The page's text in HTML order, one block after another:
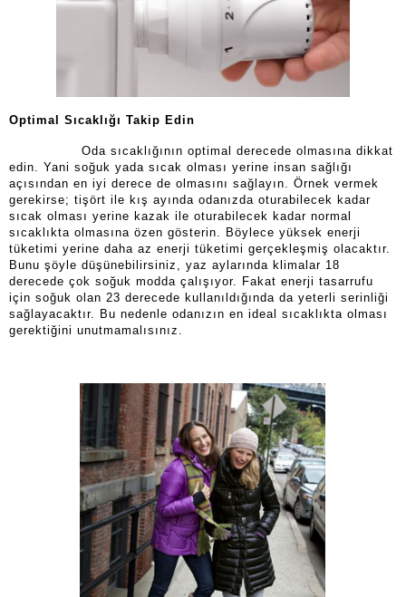
Optimal Sıcaklığı Takip Edin
Oda sıcaklığının optimal derecede olmasına dikkat
edin. Yani soğuk yada sıcak olması yerine insan sağlığı
açısından en iyi derece de olmasını sağlayın. Örnek vermek
gerekirse; tişört ile kış ayında odanızda oturabilecek kadar
sıcak olması yerine kazak ile oturabilecek kadar normal
sıcaklıkta olmasına özen gösterin. Böylece yüksek enerji
tüketimi yerine daha az enerji tüketimi gerçekleşmiş olacaktır.
Bunu şöyle düşünebilirsiniz, yaz aylarında klimalar 18
derecede çok soğuk modda çalışıyor. Fakat enerji tasarrufu
için soğuk olan 23 derecede kullanıldığında da yeterli serinliği
sağlayacaktır. Bu nedenle odanızın en ideal sıcaklıkta olması
gerektiğini unutmamalısınız.